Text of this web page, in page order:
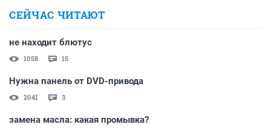
СЕЙЧАС ЧИТАЮТ
не находит блютус
1058 15
Нужна панель от DVD-привода
2041 3
замена масла: какая промывка?